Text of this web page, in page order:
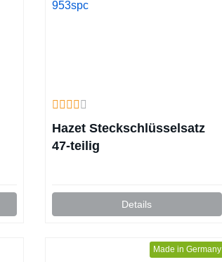
Hazet Steckschlüsselsatz
47-teilig
Details
Made in Germany